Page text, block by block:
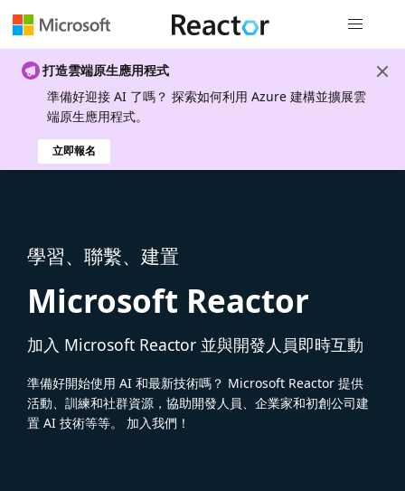
打造雲端原生應用程式
準備好迎接 AI 了嗎？ 探索如何利用 Azure 建構並擴展雲
端原生應用程式。
立即報名
學習、聯繫、建置
Microsoft Reactor
加入 Microsoft Reactor 並與開發人員即時互動
準備好開始使用 AI 和最新技術嗎？ Microsoft Reactor 提供
活動、訓練和社群資源，協助開發人員、企業家和初創公司建
置 AI 技術等等。 加入我們！